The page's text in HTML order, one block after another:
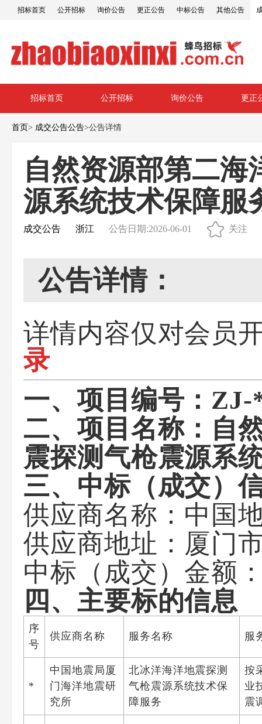
招标首页 公开招标 询价公告 更正公告 中标公告 其他公告
招标首页 公开招标 询价公告 更正
首页> 成交公告公告>公告详情
自然资源部第二海
源系统技术保障服
成交公告 浙江 公告日期:2026-06-01 关注
公告详情：
详情内容仅对会员
录
一、项目编号：ZJ-
二、项目名称：自
震探测气枪震源系
三、中标（成交）
供应商名称：中国
供应商地址：厦门
中标（成交）金额
四、主要标的信息
序
号
供应商名称 服务名称 服
*
中国地震局厦
门海洋地震研
究所
北冰洋海洋地震探测
气枪震源系统技术保
障服务
按
业
震